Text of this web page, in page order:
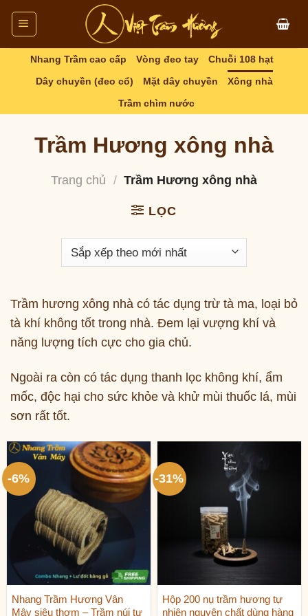
Skip
content
Nhang Trầm cao cấp Vòng đeo tay
Chuỗi 108 hạt
Dây chuyền (đeo cổ)
Mặt dây chuyền
Xông nhà
Trầm chìm nước
Trầm Hương xông nhà
Trang chủ / Trầm Hương xông nhà
LỌC
Trầm hương xông nhà có tác dụng trừ tà ma, loại bỏ
tà khí không tốt trong nhà. Đem lại vượng khí và
năng lượng tích cực cho gia chủ.
Ngoài ra còn có tác dụng thanh lọc không khí, ẩm
mốc, độc hại cho sức khỏe và khử mùi thuốc lá, mùi
sơn rất tốt.
-6%
Nhang Trầm Hương Vân
Mây siêu thơm – Trầm núi tự
-31%
Hộp 200 nụ trầm hương tự
nhiên nguyên chất dùng hàng